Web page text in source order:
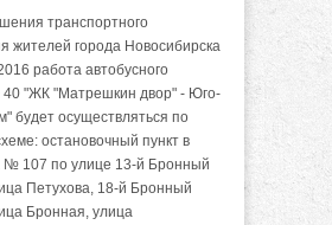
транспортного
жителей города Новосибирска
работа автобусного
"ЖК "Матрешкин двор" - Юго-
будет осуществляться по
остановочный пункт в
№ 107 по улице 13-й Бронный
Петухова, 18-й Бронный
Бронная, улица